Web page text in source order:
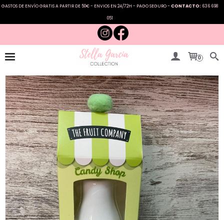
GASTOS DE ENVÍO GRATIS A PARTIR DE 50€ - ENVIOS EN 24/72H - PAGO SEGURO - CONTACTO: 636 698
051
0